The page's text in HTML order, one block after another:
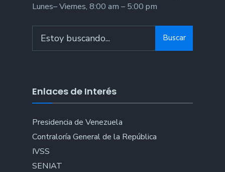
Lunes– Viernes, 8:00 am – 5:00 pm
Buscar
Enlaces de Interés
Presidencia de Venezuela
Contraloría General de la República
IVSS
SENIAT